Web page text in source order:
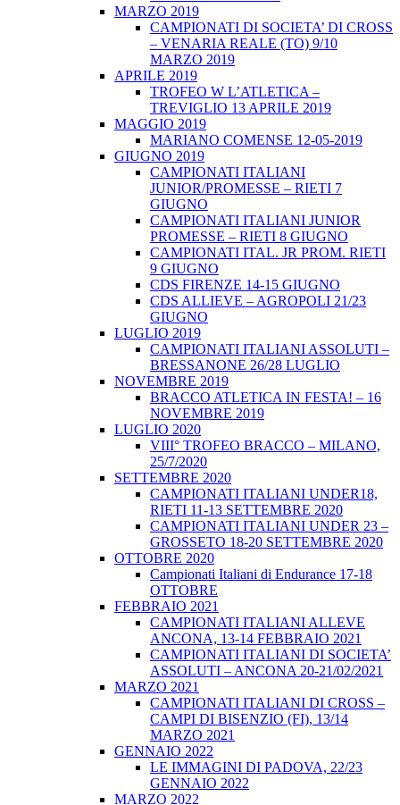
MARZO 2019
CAMPIONATI DI SOCIETA’ DI CROSS
– VENARIA REALE (TO) 9/10
MARZO 2019
APRILE 2019
TROFEO W L’ATLETICA –
TREVIGLIO 13 APRILE 2019
MAGGIO 2019
MARIANO COMENSE 12-05-2019
GIUGNO 2019
CAMPIONATI ITALIANI
JUNIOR/PROMESSE – RIETI 7
GIUGNO
CAMPIONATI ITALIANI JUNIOR
PROMESSE – RIETI 8 GIUGNO
CAMPIONATI ITAL. JR PROM. RIETI
9 GIUGNO
CDS FIRENZE 14-15 GIUGNO
CDS ALLIEVE – AGROPOLI 21/23
GIUGNO
LUGLIO 2019
CAMPIONATI ITALIANI ASSOLUTI –
BRESSANONE 26/28 LUGLIO
NOVEMBRE 2019
BRACCO ATLETICA IN FESTA! – 16
NOVEMBRE 2019
LUGLIO 2020
VIII° TROFEO BRACCO – MILANO,
25/7/2020
SETTEMBRE 2020
CAMPIONATI ITALIANI UNDER18,
RIETI 11-13 SETTEMBRE 2020
CAMPIONATI ITALIANI UNDER 23 –
GROSSETO 18-20 SETTEMBRE 2020
OTTOBRE 2020
Campionati Italiani di Endurance 17-18
OTTOBRE
FEBBRAIO 2021
CAMPIONATI ITALIANI ALLEVE
ANCONA, 13-14 FEBBRAIO 2021
CAMPIONATI ITALIANI DI SOCIETA’
ASSOLUTI – ANCONA 20-21/02/2021
MARZO 2021
CAMPIONATI ITALIANI DI CROSS –
CAMPI DI BISENZIO (FI), 13/14
MARZO 2021
GENNAIO 2022
LE IMMAGINI DI PADOVA, 22/23
GENNAIO 2022
MARZO 2022